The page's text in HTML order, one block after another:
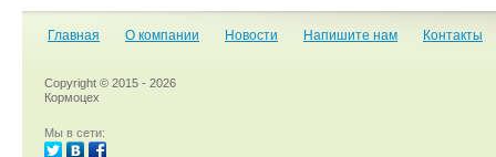
Главная О компании Новости Напишите нам Контакты
Copyright © 2015 - 2026
Кормоцех
Мы в сети: